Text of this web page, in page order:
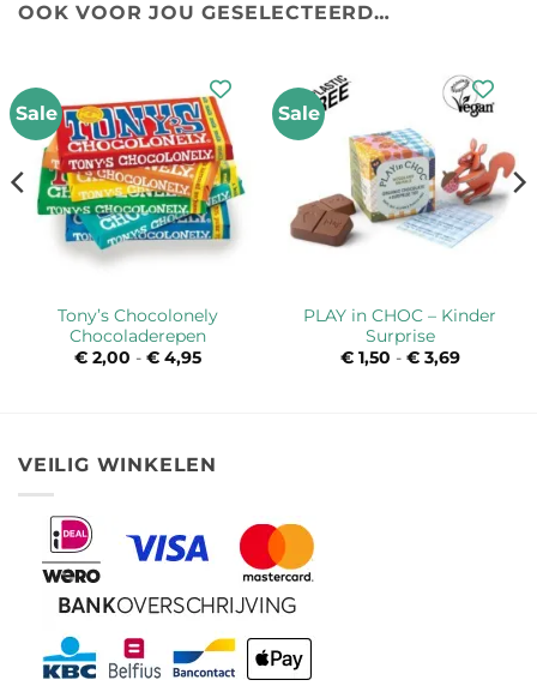
OOK VOOR JOU GESELECTEERD…
Sale
Tony’s Chocolonely
Chocoladerepen
€2,00 - €4,95Prijsklasse:
Sale
PLAY in CHOC – Kinder
Surprise
€1,50 - €3,69
VEILIG WINKELEN